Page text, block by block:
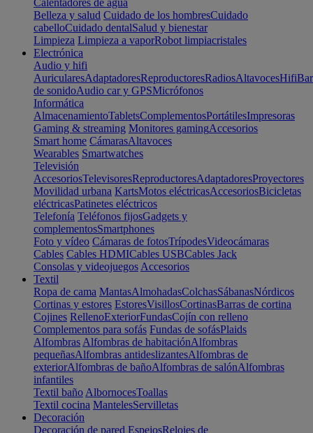
Calentadores de agua
Belleza y salud Cuidado de los hombresCuidado
cabelloCuidado dentalSalud y bienestar
Limpieza Limpieza a vaporRobot limpiacristales
Electrónica
Audio y hifi
AuricularesAdaptadoresReproductoresRadiosAltavocesHifi
de sonidoAudio car y GPSMicrófonos
Informática
AlmacenamientoTabletsComplementosPortátilesImpresoras
Gaming & streaming Monitores gamingAccesorios
Smart home CámarasAltavoces
Wearables Smartwatches
Televisión
AccesoriosTelevisoresReproductoresAdaptadoresProyectores
Movilidad urbana KartsMotos eléctricasAccesoriosBicicletas
eléctricasPatinetes eléctricos
Telefonía Teléfonos fijosGadgets y
complementosSmartphones
Foto y vídeo Cámaras de fotosTrípodesVideocámaras
Cables Cables HDMICables USBCables Jack
Consolas y videojuegos Accesorios
Textil
Ropa de cama MantasAlmohadasColchasSábanasNórdicos
Cortinas y estores EstoresVisillosCortinasBarras de cortina
Cojines RellenoExteriorFundasCojín con relleno
Complementos para sofás Fundas de sofásPlaids
Alfombras Alfombras de habitaciónAlfombras
pequeñasAlfombras antideslizantesAlfombras de
exteriorAlfombras de bañoAlfombras de salónAlfombras
infantiles
Textil baño AlbornocesToallas
Textil cocina MantelesServilletas
Decoración
Decoración de pared EspejosRelojes de